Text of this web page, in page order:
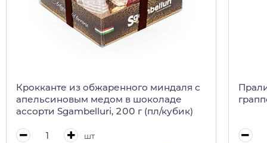
Крокканте из обжаренного миндаля с
апельсиновым медом в шоколаде
ассорти Sgambelluri, 200 г (пл/кубик)
шт